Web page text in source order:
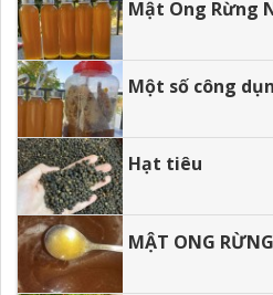
Mật Ong Rừng
Hạt tiêu